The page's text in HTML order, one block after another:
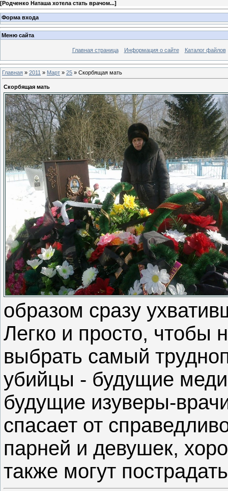
[Родченко Наташа хотела стать врачом...]
Форма входа
Меню сайта
Главная страница Информация о сайте Каталог файлов
Главная » 2011 » Март » 25 » Скорбящая мать
Скорбящая мать
образом сразу
Легко и просто, чтобы
выбрать самый
убийцы - будущие
будущие изуверы-
спасает от
парней и девушек,
также могут